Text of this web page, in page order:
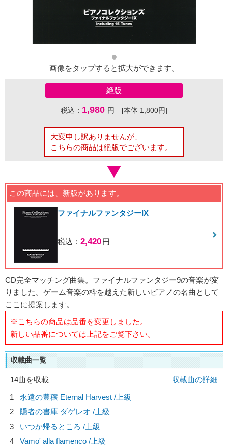
画像をタップすると拡大ができます。
絶版
税込： 1,980 円 [本体 1,800円]
大変申し訳ありませんが、
こちらの商品は絶版でございます。
この商品には、新版があります。
ファイナルファンタジーIX
税込： 2,420円
CD完全マッチング曲集。ファイナルファンタジー9の音楽が変
りました。ゲーム音楽の枠を越えた新しいピアノの名曲として
ここに提案します。
※こちらの商品は品番を変更しました。
新しい品番については上記をご覧下さい。
収載曲一覧
14曲を収載
収載曲の詳細
1
永遠の豊穣 Eternal Harvest /上級
2
隠者の書庫 ダゲレオ /上級
3
いつか帰るところ /上級
4
Vamo' alla flamenco /上級